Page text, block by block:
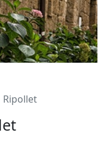
Ripollet